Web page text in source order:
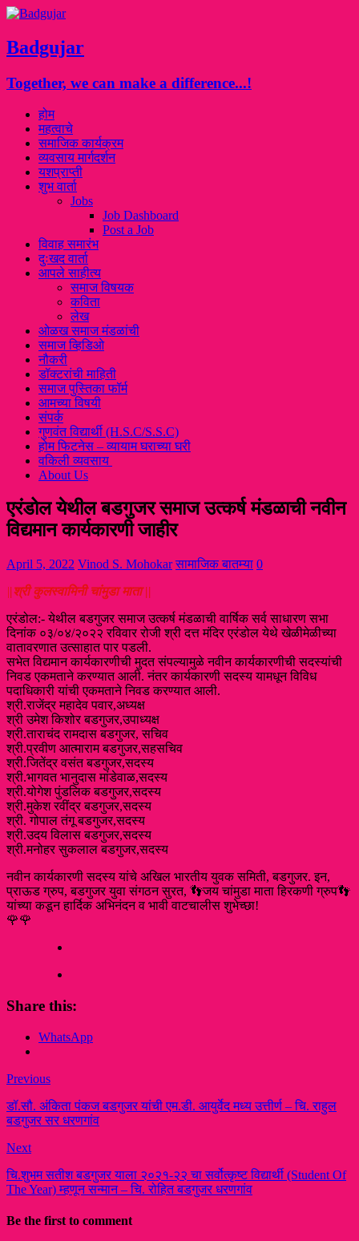
Badgujar
Together, we can make a difference...!
होम
महत्वाचे
समाजिक कार्यक्रम
व्यवसाय मार्गदर्शन
यशप्राप्ती
शुभ वार्ता
Jobs
Job Dashboard
Post a Job
विवाह समारंभ
दुःखद वार्ता
आपले साहीत्य
समाज विषयक
कविता
लेख
ओळख समाज मंडळांची
समाज व्हिडिओ
नौकरी
डॉक्टरांची माहिती
समाज पुस्तिका फॉर्म
आमच्या विषयी
संपर्क
गुणवंत विद्यार्थी (H.S.C/S.S.C)
होम फिटनेस – व्यायाम घराच्या घरी
वकिली व्यवसाय
About Us
एरंडोल येथील बडगुजर समाज उत्कर्ष मंडळाची नवीन
विद्यमान कार्यकारणी जाहीर
April 5, 2022 Vinod S. Mohokar सामाजिक बातम्या 0
||श्री कुलस्वामिनी चांमुडा माता ||
एरंडोल:- येथील बडगुजर समाज उत्कर्ष मंडळाची वार्षिक सर्व साधारण सभा
दिनांक ०३/०४/२०२२ रविवार रोजी श्री दत्त मंदिर एरंडोल येथे खेळीमेळीच्या
वातावरणात उत्साहात पार पडली.
सभेत विद्यमान कार्यकारणीची मुदत संपल्यामुळे नवीन कार्यकारणीची सदस्यांची
निवड एकमताने करण्यात आली. नंतर कार्यकारणी सदस्य यामधून विविध
पदाधिकारी यांची एकमताने निवड करण्यात आली.
श्री.राजेंद्र महादेव पवार,अध्यक्ष
श्री उमेश किशोर बडगुजर,उपाध्यक्ष
श्री.ताराचंद रामदास बडगुजर, सचिव
श्री.प्रवीण आत्माराम बडगुजर,सहसचिव
श्री.जितेंद्र वसंत बडगुजर,सदस्य
श्री.भागवत भानुदास मांडेवाळ,सदस्य
श्री.योगेश पुंडलिक बडगुजर,सदस्य
श्री.मुकेश रवींद्र बडगुजर,सदस्य
श्री. गोपाल तंगू बडगुजर,सदस्य
श्री.उदय विलास बडगुजर,सदस्य
श्री.मनोहर सुकलाल बडगुजर,सदस्य
नवीन कार्यकारणी सदस्य यांचे अखिल भारतीय युवक समिती, बडगुजर. इन,
प्राऊड ग्रुप, बडगुजर युवा संगठन सुरत, 👣जय चांमुडा माता हिरकणी ग्रुप👣
यांच्या कडून हार्दिक अभिनंदन व भावी वाटचालीस शुभेच्छा!
🌹🌹
Share this:
WhatsApp
Previous
डॉ.सौ. अंकिता पंकज बडगुजर यांची एम.डी. आयुर्वेद मध्य उत्तीर्ण – चि. राहुल
बडगुजर सर धरणगांव
Next
चि.शुभम सतीश बडगुजर याला २०२१-२२ चा सर्वोत्कृष्ट विद्यार्थी (Student Of
The Year) म्हणून सन्मान – चि. रोहित बडगुजर धरणगांव
Be the first to comment